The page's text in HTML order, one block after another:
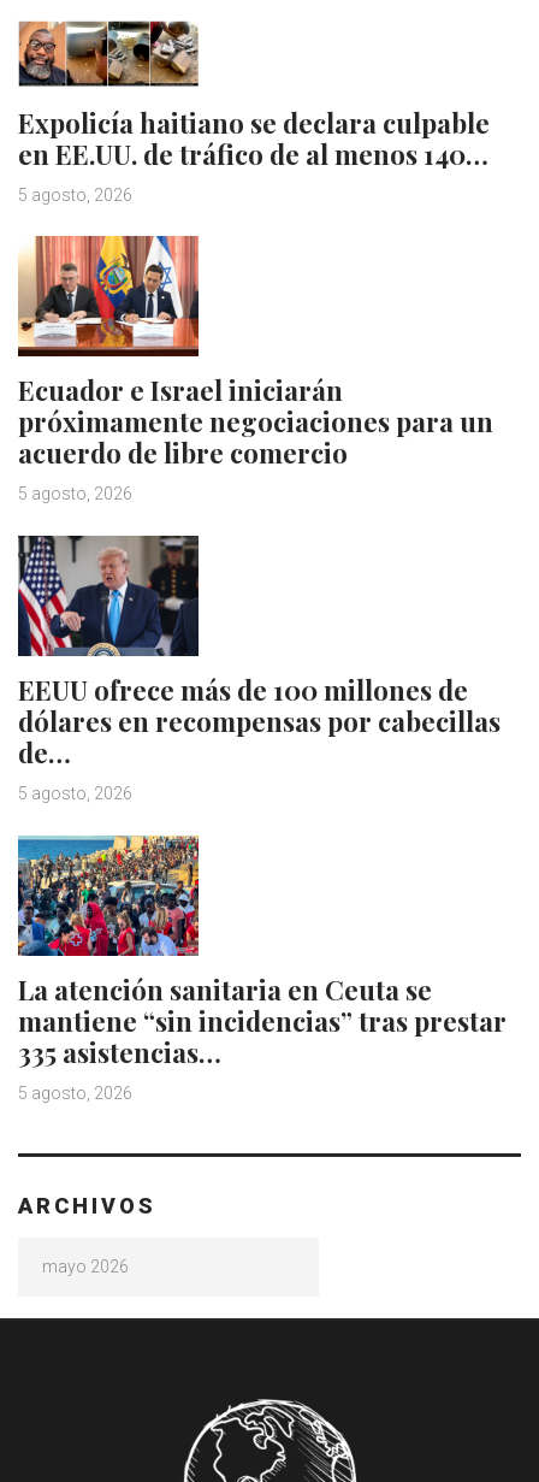
Expolicía haitiano se declara culpable
en EE.UU. de tráfico de al menos 140…
5 agosto, 2026
Ecuador e Israel iniciarán
próximamente negociaciones para un
acuerdo de libre comercio
5 agosto, 2026
EEUU ofrece más de 100 millones de
dólares en recompensas por cabecillas
de…
5 agosto, 2026
La atención sanitaria en Ceuta se
mantiene “sin incidencias” tras prestar
335 asistencias…
5 agosto, 2026
ARCHIVOS